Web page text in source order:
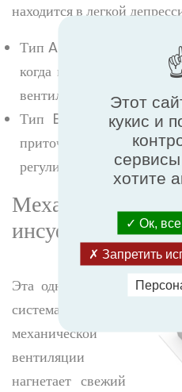
находится в легкой
Тип A: о
когда влажность
вентиляционных
Тип B:
приточные и вытяжные
регулируются по
Механическая
инсуффляции
Эта однопоточная
система
механической
вентиляции
нагнетает свежий
Этот
кукис и
хотите
Ок,
Запретить